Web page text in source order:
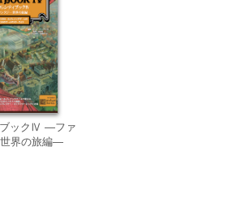
ブックⅣ ―ファ
世界の旅編―